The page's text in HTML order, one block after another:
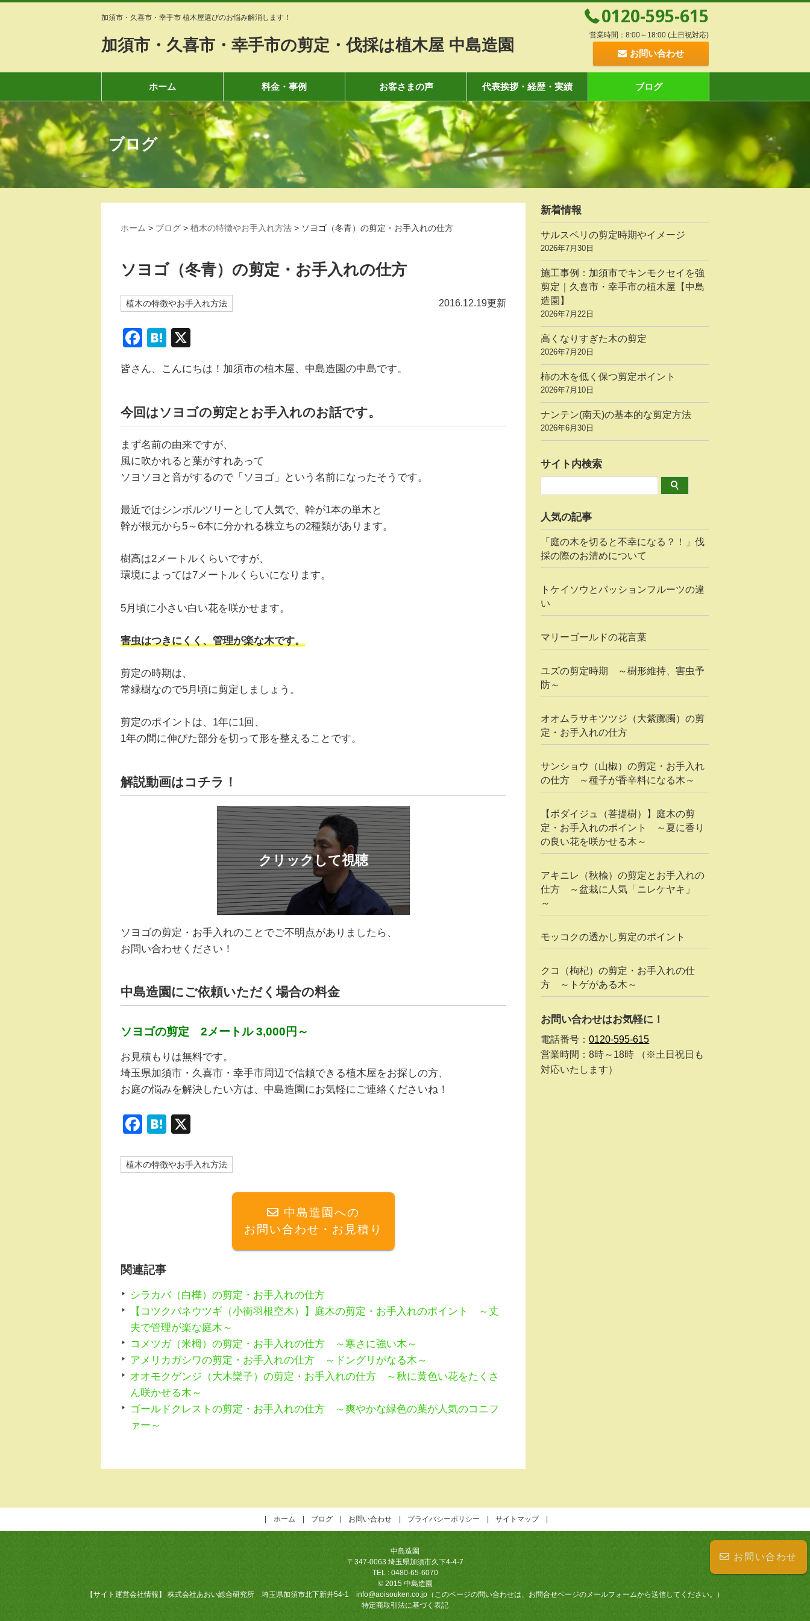
お問い合わせ
加須市・久喜市・幸手市 植木屋選びのお悩み解消します！
加須市・久喜市・幸手市の剪定・伐採は植木屋 中島造園
0120-595-615
営業時間：8:00～18:00 (土日祝対応)
お問い合わせ
ホーム 料金・事例 お客さまの声 代表挨拶・経歴・実績 ブログ
ブログ
ホーム > ブログ > 植木の特徴やお手入れ方法 > ソヨゴ（冬青）の剪定・お手入れの仕方
ソヨゴ（冬青）の剪定・お手入れの仕方
植木の特徴やお手入れ方法 2016.12.19更新
F
c
b
o
o
k
H
e
a
皆さん、こんにちは！加須市の植木屋、中島造園の中島です。
今回はソヨゴの剪定とお手入れのお話です。
まず名前の由来ですが、
風に吹かれると葉がすれあって
ソヨソヨと音がするので「ソヨゴ」という名前になったそうです。
最近ではシンボルツリーとして人気で、幹が1本の単木と
幹が根元から5～6本に分かれる株立ちの2種類があります。
樹高は2メートルくらいですが、
環境によっては7メートルくらいになります。
5月頃に小さい白い花を咲かせます。
害虫はつきにくく、管理が楽な木です。
剪定の時期は、
常緑樹なので5月頃に剪定しましょう。
剪定のポイントは、1年に1回、
1年の間に伸びた部分を切って形を整えることです。
解説動画はコチラ！
ソヨゴの剪定・お手入れのことでご不明点がありましたら、
お問い合わせください！
中島造園にご依頼いただく場合の料金
ソヨゴの剪定 2メートル 3,000円～
お見積もりは無料です。
埼玉県加須市・久喜市・幸手市周辺で信頼できる植木屋をお探しの方、
お庭の悩みを解決したい方は、中島造園にお気軽にご連絡くださいね！
F
c
k
H
e
植木の特徴やお手入れ方法
中島造園への
お問い合わせ・お見積り
関連記事
シラカバ（白樺）の剪定・お手入れの仕方
【コツクバネウツギ（小衝羽根空木）】庭木の剪定・お手入れのポイント ～丈
夫で管理が楽な庭木～
コメツガ（米栂）の剪定・お手入れの仕方 ～寒さに強い木～
アメリカガシワの剪定・お手入れの仕方 ～ドングリがなる木～
オオモクゲンジ（大木欒子）の剪定・お手入れの仕方 ～秋に黄色い花をたくさ
ん咲かせる木～
ゴールドクレストの剪定・お手入れの仕方 ～爽やかな緑色の葉が人気のコニフ
ァー～
新着情報
サルスベリの剪定時期やイメージ
2026年7月30日
施工事例：加須市でキンモクセイを強
剪定｜久喜市・幸手市の植木屋【中島
造園】
2026年7月22日
高くなりすぎた木の剪定
2026年7月20日
柿の木を低く保つ剪定ポイント
2026年7月10日
ナンテン(南天)の基本的な剪定方法
2026年6月30日
サイト内検索
人気の記事
「庭の木を切ると不幸になる？！」伐
採の際のお清めについて
トケイソウとパッションフルーツの違
い
マリーゴールドの花言葉
ユズの剪定時期 ～樹形維持、害虫予
防～
オオムラサキツツジ（大紫躑躅）の剪
定・お手入れの仕方
サンショウ（山椒）の剪定・お手入れ
の仕方 ～種子が香辛料になる木～
【ボダイジュ（菩提樹）】庭木の剪
定・お手入れのポイント ～夏に香り
の良い花を咲かせる木～
アキニレ（秋楡）の剪定とお手入れの
仕方 ～盆栽に人気「ニレケヤキ」
～
モッコクの透かし剪定のポイント
クコ（枸杞）の剪定・お手入れの仕
方 ～トゲがある木～
お問い合わせはお気軽に！
電話番号：0120-595-615
営業時間：8時～18時 （※土日祝日も
対応いたします）
ホーム ブログ お問い合わせ プライバシーポリシー サイトマップ
中島造園
〒347-0063 埼玉県加須市久下4-4-7
TEL : 0480-65-6070
© 2015 中島造園
【サイト運営会社情報】 株式会社あおい総合研究所 埼玉県加須市北下新井54-1 info@aoisouken.co.jp（このページの問い合わせは、お問合せページのメールフォームから送信してください。）
特定商取引法に基づく表記